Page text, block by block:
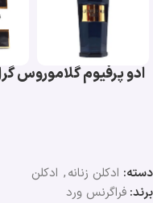
دسته: ادکلن زنانه, ادکلن
برند: فراگرنس ورد